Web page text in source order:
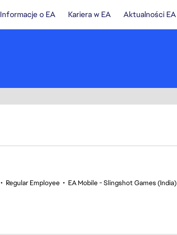
Informacje o EA Kariera w EA Aktualności EA
• Regular Employee • EA Mobile - Slingshot Games (India)